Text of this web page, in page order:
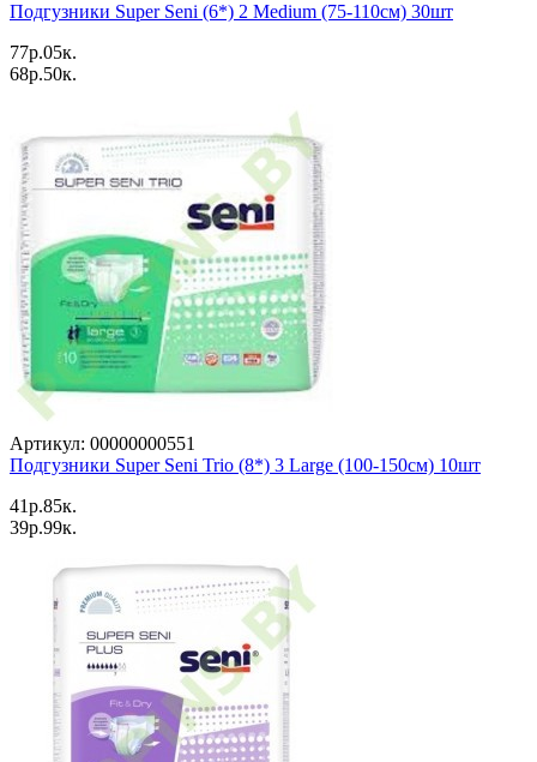
Подгузники Super Seni (6*) 2 Medium (75-110см) 30шт
77p.05к.
68p.50к.
Артикул: 00000000551
Подгузники Super Seni Trio (8*) 3 Large (100-150см) 10шт
41p.85к.
39p.99к.